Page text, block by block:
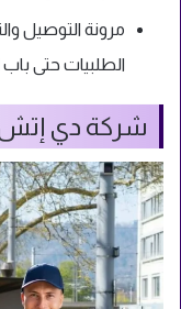
مرونة التوصيل
الطلبيات حتى باب
شركة دي